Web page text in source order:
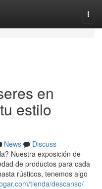
en
estilo
News
Discuss
Nuestra exposición de
de productos para cada
rústicos, tenemos algo
tienda/descanso/